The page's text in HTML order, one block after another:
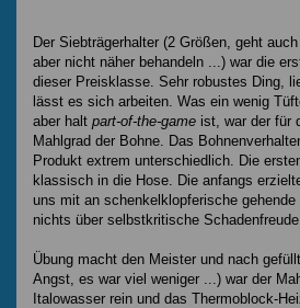
Der Siebträgerhalter (2 Größen, geht
aber nicht näher behandeln ...) war die
dieser Preisklasse. Sehr robustes Ding,
lässt es sich arbeiten. Was ein wenig
aber halt part-of-the-game ist, war der für
Mahlgrad der Bohne. Das
Produkt extrem unterschiedlich. Die
klassisch in die Hose. Die anfangs
uns mit an schenkelklopferische
nichts über selbstkritische
Übung macht den Meister und nach
Angst, es war viel weniger ...) war der
Italowasser rein und das Thermoblock-